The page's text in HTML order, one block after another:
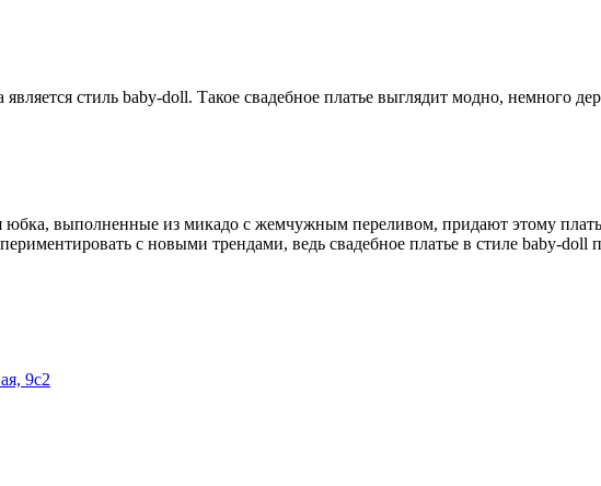
стиль baby-doll. Такое свадебное платье выглядит модно, немного
юбка, выполненные из микадо с жемчужным переливом, придают этому
с новыми трендами, ведь свадебное платье в стиле baby-
9с2